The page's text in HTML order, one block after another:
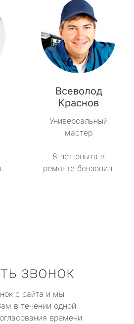
Всеволод
Краснов
Универсальный
мастер
8 лет опыта в
ремонте бензопил.
звонок
с сайта и мы
в течении одной
времени